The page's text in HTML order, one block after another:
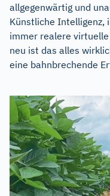
allgegenwärtig und
Künstliche Intelligenz,
immer realere
neu ist das alles
eine bahnbrechende